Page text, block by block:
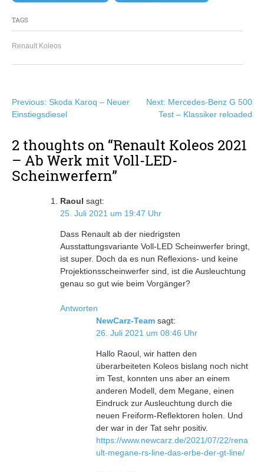
TAGS
Renault Koleos
Beitragsnavigation
Previous: Skoda Karoq – Neuer
Einstiegsdiesel
Next: Mercedes-Benz G 500
Test – Klassiker reloaded
2 thoughts on “Renault Koleos 2021
– Ab Werk mit Voll-LED-
Scheinwerfern”
Raoul sagt:
25. Juli 2021 um 19:47 Uhr
Dass Renault ab der niedrigsten
Ausstattungsvariante Voll-LED Scheinwerfer bringt,
ist super. Doch da es nun Reflexions- und keine
Projektionsscheinwerfer sind, ist die Ausleuchtung
genau so gut wie beim Vorgänger?
Antworten
NewCarz-Team sagt:
26. Juli 2021 um 08:46 Uhr
Hallo Raoul, wir hatten den
überarbeiteten Koleos bislang noch nicht
im Test, konnten uns aber an einem
anderen Modell, dem Megane, einen
Eindruck zur Ausleuchtung durch die
neuen Freiform-Reflektoren holen. Und
der war in der Tat sehr positiv.
https://www.newcarz.de/2021/07/22/rena
ult-megane-rs-line-das-erbe-der-gt-line/